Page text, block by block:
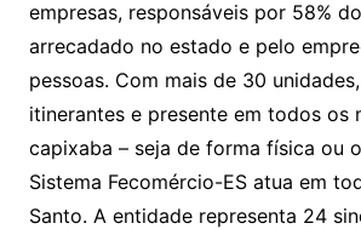
empresas, responsáveis por 58%
arrecadado no estado e pelo
pessoas. Com mais de 30
itinerantes e presente em todos os
capixaba – seja de forma física ou
Sistema Fecomércio-ES atua em
Santo. A entidade representa 24